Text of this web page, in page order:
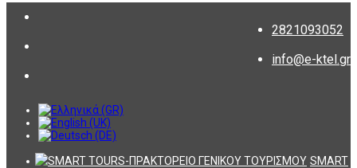
2821093052
info@e-ktel.gr
SMART